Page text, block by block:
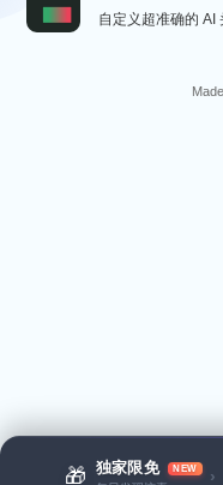
🎁 独家限免 NEW ›